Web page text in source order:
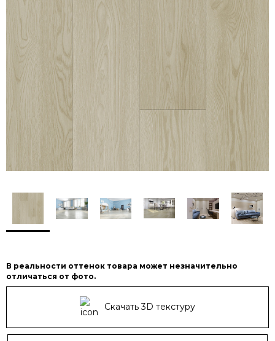
В реальности оттенок товара может незначительно
отличаться от фото.
Скачать 3D текстуру